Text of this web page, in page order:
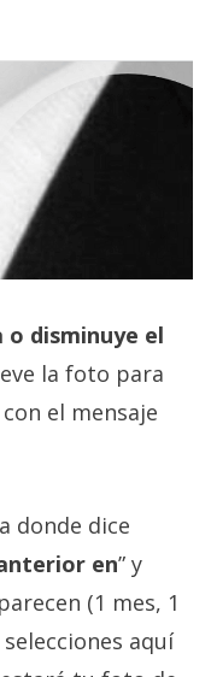
o disminuye el
la foto para
el mensaje
donde dice
en” y
(1 mes, 1
aquí